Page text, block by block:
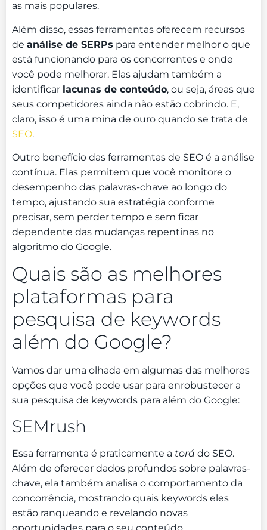
as mais populares.
Além disso, essas ferramentas oferecem recursos
de análise de SERPs para entender melhor o que
está funcionando para os concorrentes e onde
você pode melhorar. Elas ajudam também a
identificar lacunas de conteúdo, ou seja, áreas que
seus competidores ainda não estão cobrindo. E,
claro, isso é uma mina de ouro quando se trata de
SEO.
Outro benefício das ferramentas de SEO é a análise
contínua. Elas permitem que você monitore o
desempenho das palavras-chave ao longo do
tempo, ajustando sua estratégia conforme
precisar, sem perder tempo e sem ficar
dependente das mudanças repentinas no
algoritmo do Google.
Quais são as melhores
plataformas para
pesquisa de keywords
além do Google?
Vamos dar uma olhada em algumas das melhores
opções que você pode usar para enrobustecer a
sua pesquisa de keywords para além do Google:
SEMrush
Essa ferramenta é praticamente a torá do SEO.
Além de oferecer dados profundos sobre palavras-
chave, ela também analisa o comportamento da
concorrência, mostrando quais keywords eles
estão ranqueando e revelando novas